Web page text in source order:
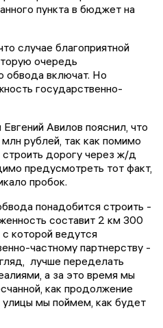
пункта в бюджет на
случае благоприятной
очередь
обвода включат. Но
государственно-
Авилов пояснил, что
рублей, так как помимо
строить дорогу через ж/д
предусмотреть тот факт,
пробок.
понадобится строить -
составит 2 км 300
которой ведутся
частному партнерству -
лучше переделать
а за это время мы
как продолжение
мы поймем, как будет